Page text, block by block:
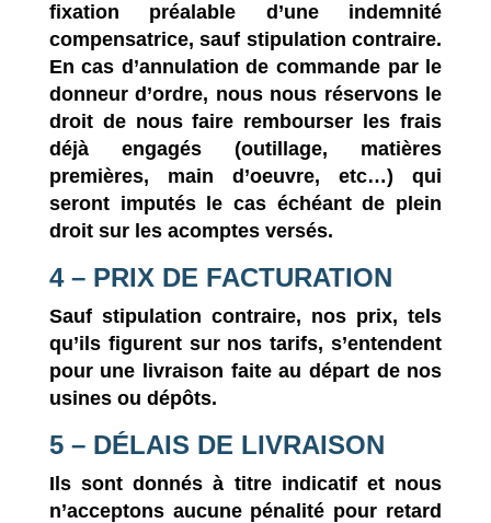
fixation préalable d’une indemnité
compensatrice, sauf stipulation contraire.
En cas d’annulation de commande par le
donneur d’ordre, nous nous réservons le
droit de nous faire rembourser les frais
déjà engagés (outillage, matières
premières, main d’oeuvre, etc…) qui
seront imputés le cas échéant de plein
droit sur les acomptes versés.
4 – PRIX DE FACTURATION
Sauf stipulation contraire, nos prix, tels
qu’ils figurent sur nos tarifs, s’entendent
pour une livraison faite au départ de nos
usines ou dépôts.
5 – DÉLAIS DE LIVRAISON
Ils sont donnés à titre indicatif et nous
n’acceptons aucune pénalité pour retard